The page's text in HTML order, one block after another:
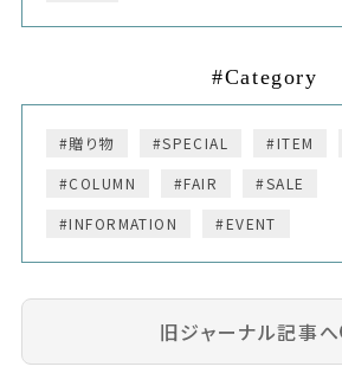
#Category
#贈り物 #SPECIAL #ITEM
#COLUMN
#FAIR
#SALE
#INFORMATION
#EVENT
旧ジャーナル記事へ